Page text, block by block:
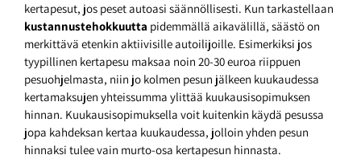
kertapesut, jos peset autoasi säännöllisesti. Kun tarkastellaan
kustannustehokkuutta pidemmällä aikavälillä, säästö on
merkittävä etenkin aktiivisille autoilijoille. Esimerkiksi jos
tyypillinen kertapesu maksaa noin 20-30 euroa riippuen
pesuohjelmasta, niin jo kolmen pesun jälkeen kuukaudessa
kertamaksujen yhteissumma ylittää kuukausisopimuksen
hinnan. Kuukausisopimuksella voit kuitenkin käydä pesussa
jopa kahdeksan kertaa kuukaudessa, jolloin yhden pesun
hinnaksi tulee vain murto-osa kertapesun hinnasta.